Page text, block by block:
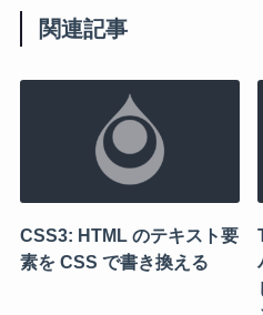
関連記事
CSS3: HTML のテキスト要
素を CSS で書き換える